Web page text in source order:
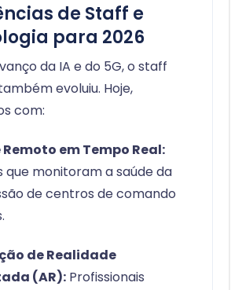
de Staff e
para 2026
da IA e do 5G, o staff
evoluiu. Hoje,
com:
em Tempo Real:
que monitoram a saúde da
de centros de comando
de Realidade
(AR): Profissionais